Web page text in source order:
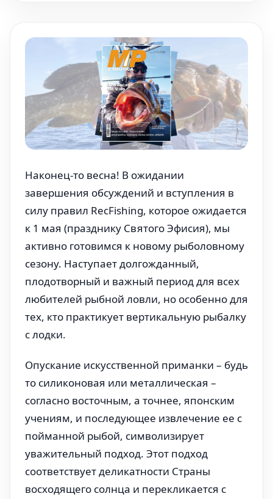
Наконец-то весна! В ожидании
завершения обсуждений и вступления в
силу правил RecFishing, которое ожидается
к 1 мая (празднику Святого Эфисия), мы
активно готовимся к новому рыболовному
сезону. Наступает долгожданный,
плодотворный и важный период для всех
любителей рыбной ловли, но особенно для
тех, кто практикует вертикальную рыбалку
с лодки.
Опускание искусственной приманки – будь
то силиконовая или металлическая –
согласно восточным, а точнее, японским
учениям, и последующее извлечение ее с
пойманной рыбой, символизирует
уважительный подход. Этот подход
соответствует деликатности Страны
восходящего солнца и перекликается с